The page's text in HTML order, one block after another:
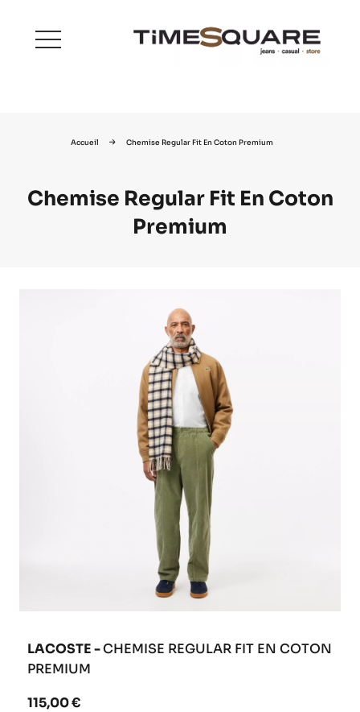
menu
Accueil Chemise Regular Fit En Coton Premium
Chemise Regular Fit En Coton
Premium
LACOSTE -CHEMISE REGULAR FIT EN COTON
PREMIUM
115,00 €